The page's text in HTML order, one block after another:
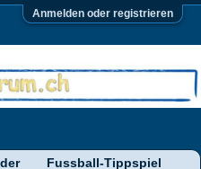
Anmelden oder registrieren
Fussball-Tippspiel